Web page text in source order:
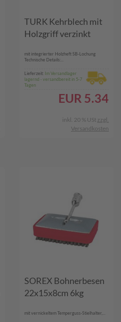
TURK Kehrblech mit
Holzgriff verzinkt
mit integrierter Holzheft SB-Lochung
Technische Details:...
Lieferzeit: Im Versandlager
lagernd - versandbereit in 5-7
Tagen
EUR 5.34
inkl. 20 % USt zzgl.
Versandkosten
SOREX Bohnerbesen
22x15x8cm 6kg
mit vernickeltem Temperguss-Stielhalter,...